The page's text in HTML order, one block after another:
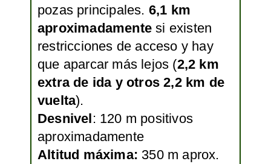
pozas principales. 6,1 km
aproximadamente si existen
restricciones de acceso y hay
que aparcar más lejos (2,2 km
extra de ida y otros 2,2 km de
vuelta).
Desnivel: 120 m positivos
aproximadamente
Altitud máxima: 350 m aprox.